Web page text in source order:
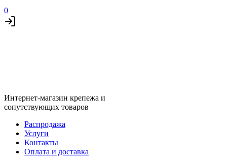
0
Интернет-магазин крепежа и
сопутствующих товаров
Распродажа
Услуги
Контакты
Оплата и доставка